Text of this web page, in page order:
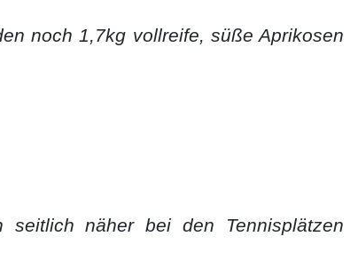
noch 1,7kg vollreife, süße Aprikosen
näher bei den Tennisplätzen